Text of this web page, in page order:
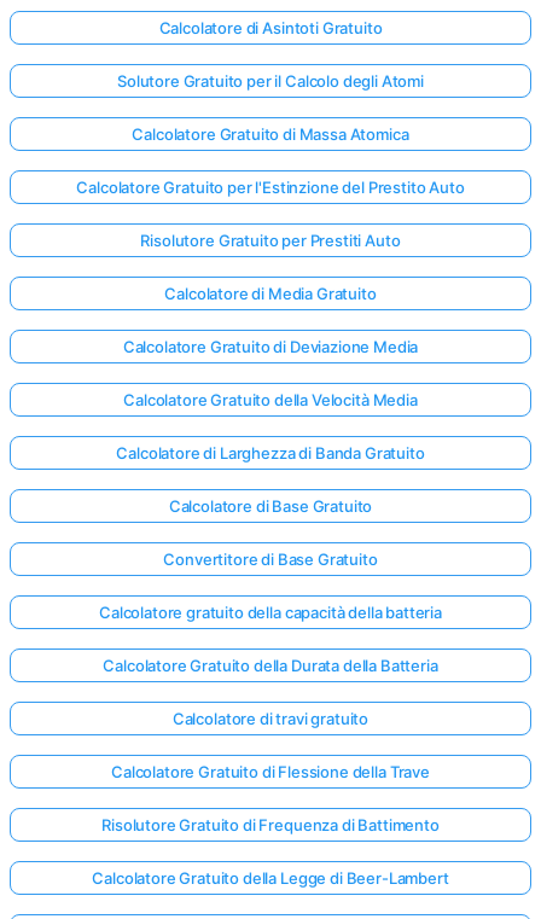
la Tua
Prima
Calcolatore di Asintoti Gratuito
Solutore Gratuito per il Calcolo degli Atomi
Calcolatore Gratuito di Massa Atomica
Calcolatore Gratuito per l'Estinzione del Prestito Auto
Risolutore Gratuito per Prestiti Auto
Calcolatore di Media Gratuito
Calcolatore Gratuito di Deviazione Media
Calcolatore Gratuito della Velocità Media
Calcolatore di Larghezza di Banda Gratuito
Calcolatore di Base Gratuito
Convertitore di Base Gratuito
Calcolatore gratuito della capacità della batteria
Calcolatore Gratuito della Durata della Batteria
Calcolatore di travi gratuito
Calcolatore Gratuito di Flessione della Trave
Risolutore Gratuito di Frequenza di Battimento
Calcolatore Gratuito della Legge di Beer-Lambert